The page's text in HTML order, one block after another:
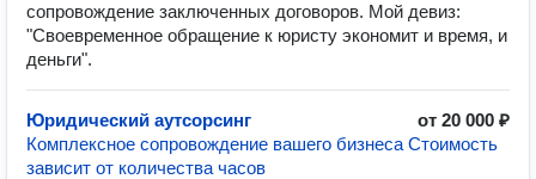
сопровождение заключенных договоров. Мой девиз:
"Своевременное обращение к юристу экономит и время, и
деньги".
Юридический аутсорсинг
от 20 000 ₽
Комплексное сопровождение вашего бизнеса Стоимость
зависит от количества часов